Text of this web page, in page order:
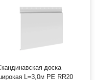
доска
L=3,0м PE RR20